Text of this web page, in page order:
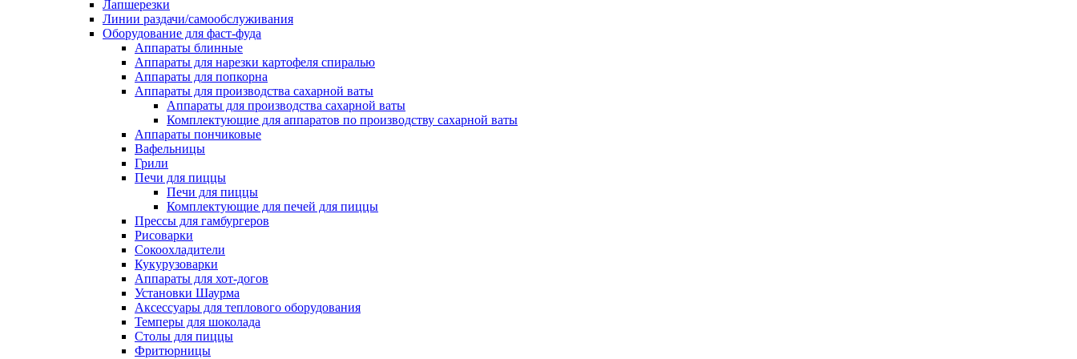
Лапшерезки
Линии раздачи/самообслуживания
Оборудование для фаст-фуда
Аппараты блинные
Аппараты для нарезки картофеля спиралью
Аппараты для попкорна
Аппараты для производства сахарной ваты
Аппараты для производства сахарной ваты
Комплектующие для аппаратов по производству сахарной ваты
Аппараты пончиковые
Вафельницы
Грили
Печи для пиццы
Печи для пиццы
Комплектующие для печей для пиццы
Прессы для гамбургеров
Рисоварки
Сокоохладители
Кукурузоварки
Аппараты для хот-догов
Установки Шаурма
Аксессуары для теплового оборудования
Темперы для шоколада
Столы для пиццы
Фритюрницы